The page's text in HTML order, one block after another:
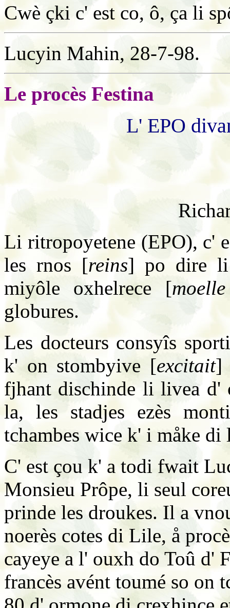
Cwè çki c' est co, ô, ça li
Lucyin Mahin, 28-7-98.
Le procès Festina
L' EPO
Li ritropoyetene (EPO), c'
les rnos [reins] po dire li
miyôle oxhelrece [
globures.
Les docteurs consyîs
k' on stombyive [excitait]
fjhant dischinde li livea d'
la, les stadjes ezès
tchambes wice k' i måke
C' est çou k' a todi fwait
Monsieu Prôpe, li seul
prinde les droukes. Il a
noerès cotes di Lile, å
cayeye a l' ouxh do Toû d'
francès avént toumé so on